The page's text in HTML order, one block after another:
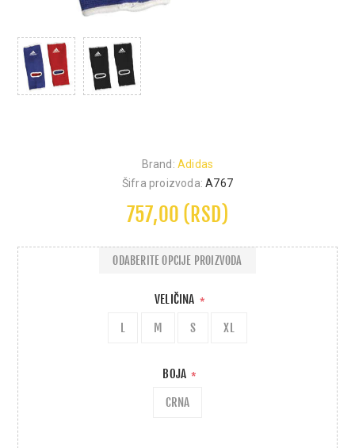
Brand: Adidas
Šifra proizvoda: A767
757,00 (RSD)
VELIČINA *
L M S XL
BOJA *
CRNA
ODABERITE OPCIJE PROIZVODA